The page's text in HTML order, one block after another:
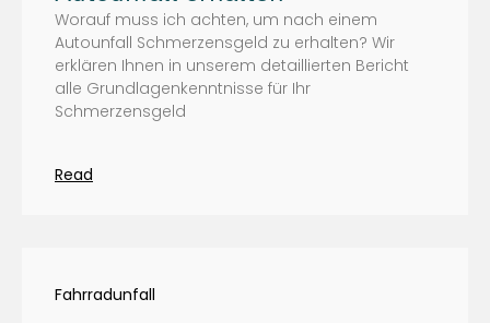
Worauf muss ich achten, um nach einem
Autounfall Schmerzensgeld zu erhalten? Wir
erklären Ihnen in unserem detaillierten Bericht
alle Grundlagenkenntnisse für Ihr
Schmerzensgeld
Read
Fahrradunfall